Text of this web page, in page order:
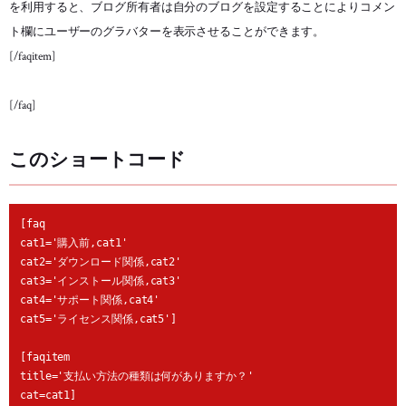
を利用すると、ブログ所有者は自分のブログを設定することによりコメン
ト欄にユーザーのグラバターを表示させることができます。
[/faqitem]
[/faq]
このショートコード
[faq
cat1='購入前,cat1'
cat2='ダウンロード関係,cat2'
cat3='インストール関係,cat3'
cat4='サポート関係,cat4'
cat5='ライセンス関係,cat5']
[faqitem
title='支払い方法の種類は何がありますか？'
cat=cat1]